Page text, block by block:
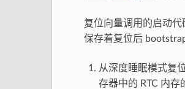
复位向量调用的启动代
保存着复位后
从深度睡眠模式复
存器中的 RTC 内存